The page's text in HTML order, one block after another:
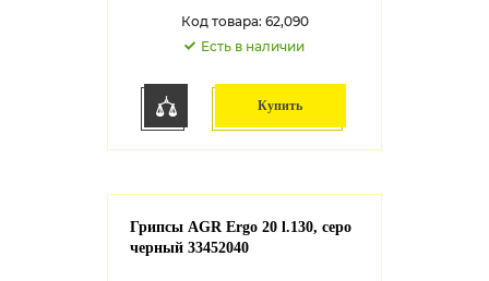
Код товара: 62,090
Есть в наличии
Купить
Грипсы AGR Ergo 20 l.130, серо
черный 33452040